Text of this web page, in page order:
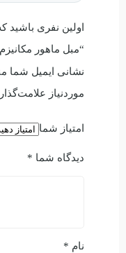
اولین نفری باشید
“مبل ماهور
نشانی ایمیل شما
موردنیاز
امتیاز شما
دیدگاه شما *
نام *